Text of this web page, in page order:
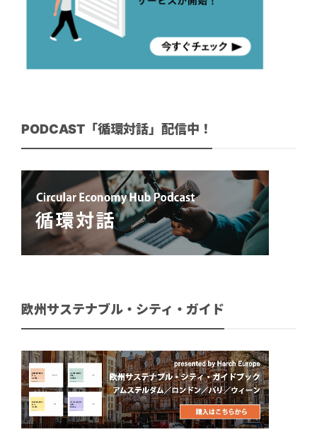
PODCAST「循環対話」配信中！
欧州サステナブル・シティ・ガイド